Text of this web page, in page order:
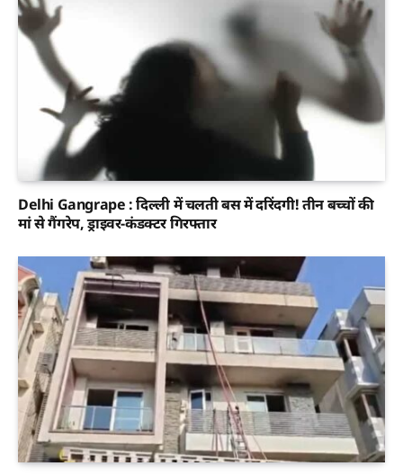
Delhi Gangrape : दिल्ली में चलती बस में दरिंदगी! तीन बच्चों की
मां से गैंगरेप, ड्राइवर-कंडक्टर गिरफ्तार